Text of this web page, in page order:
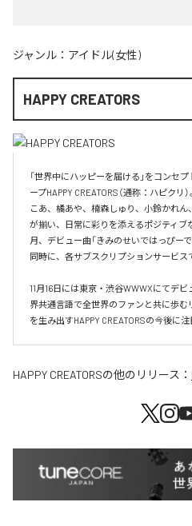
ジャンル： アイドル(女性)
HAPPY CREATORS
「世界中にハッピーを届ける」をコンセ
ープHAPPY CREATORS（通称：ハピク
こあ、橘あや、楠森しゅり、小鈴かれ
が揃い、日常に彩りを添えるポジティ
月、デビュー曲「きみのせいではっぴー
同時に、各サブスクリプションサービス
11月16日には東京・渋谷WWWXにてデ
界共通言語で全世界のファンと共に歩
を生み出すHAPPY CREATORSの今後に注
HAPPY CREATORSの他のリリース：